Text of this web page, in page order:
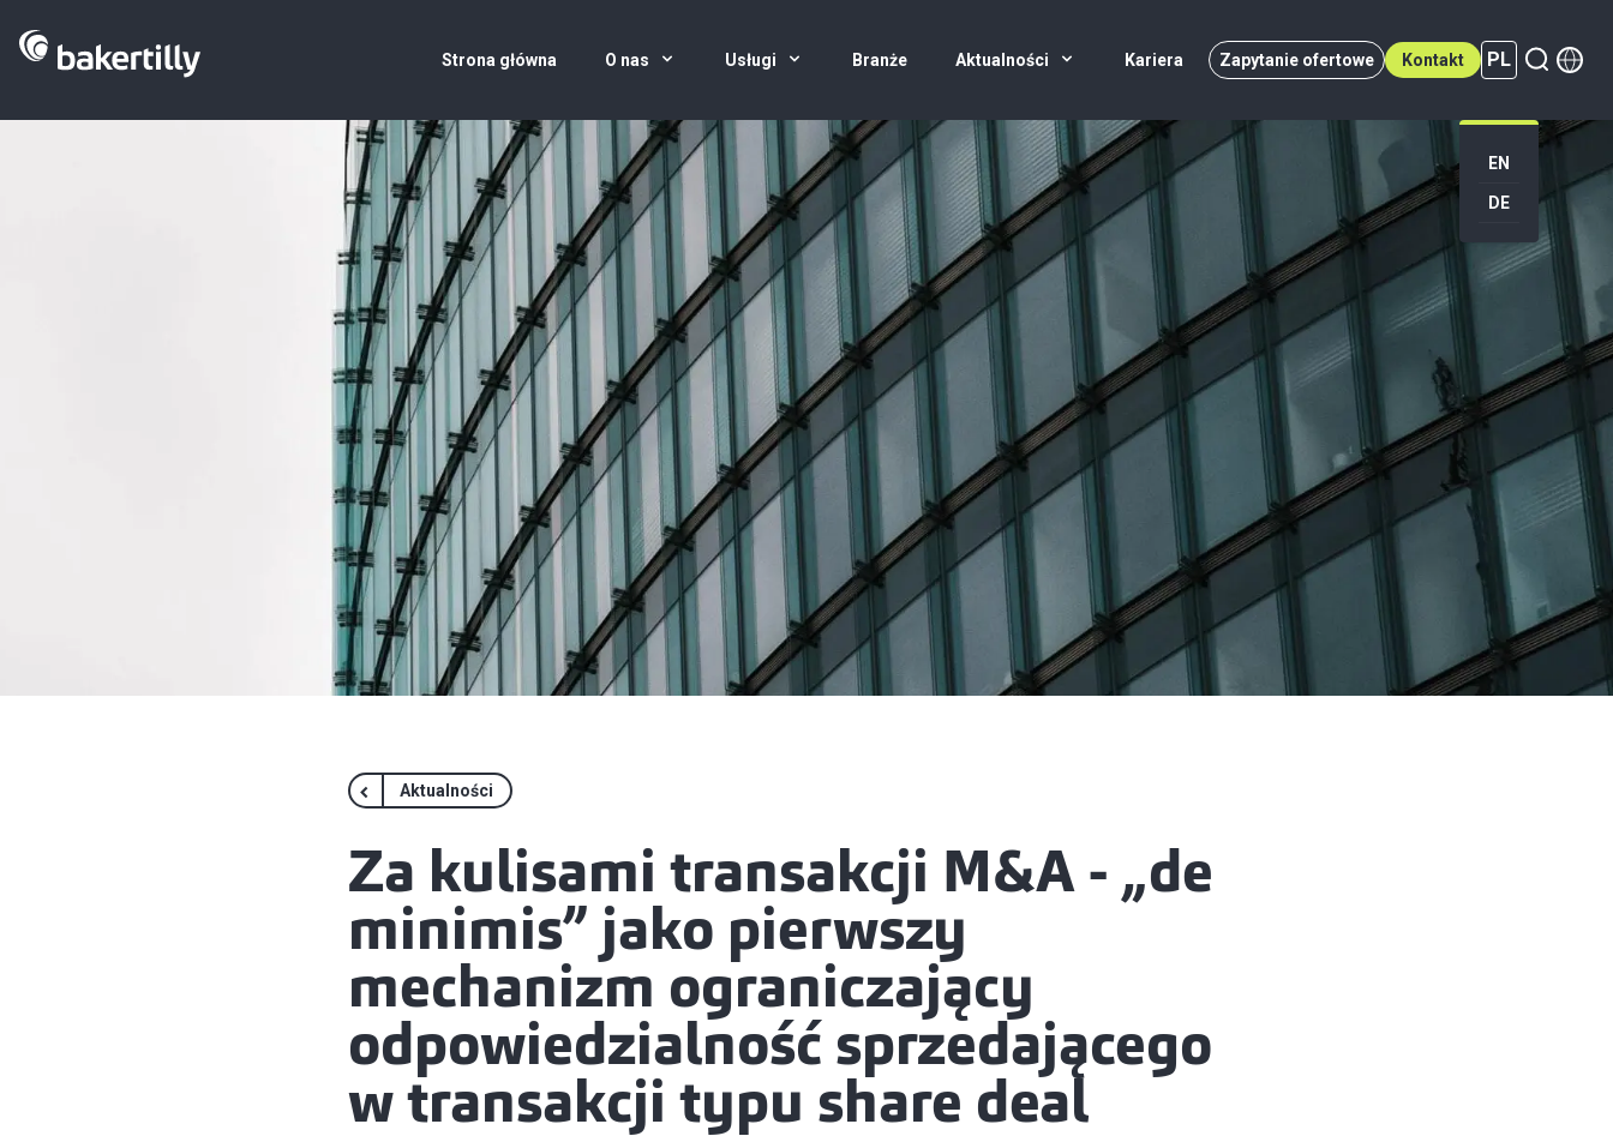
Strona główna O nas Usługi Branże Aktualności Kariera Zapytanie ofertowe Kontakt PL
PL (active)
EN
DE
Aktualności
Za kulisami transakcji M&A - „de
minimis” jako pierwszy
mechanizm ograniczający
odpowiedzialność sprzedającego
w transakcji typu share deal